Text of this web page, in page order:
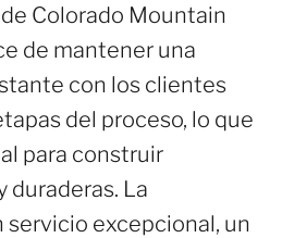
Colorado Mountain
de mantener una
con los clientes
del proceso, lo que
para construir
duraderas. La
excepcional, un